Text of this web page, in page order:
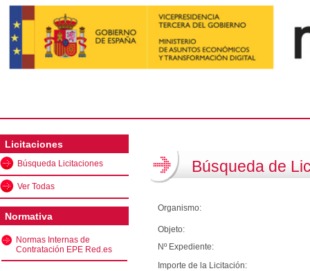
Licitaciones
Búsqueda Licitaciones
Ver Todas
Normativa
Normas Internas de
Contratación EPE Red.es
Búsqueda de
Organismo:
Objeto:
Nº Expediente:
Importe de la Licitación: